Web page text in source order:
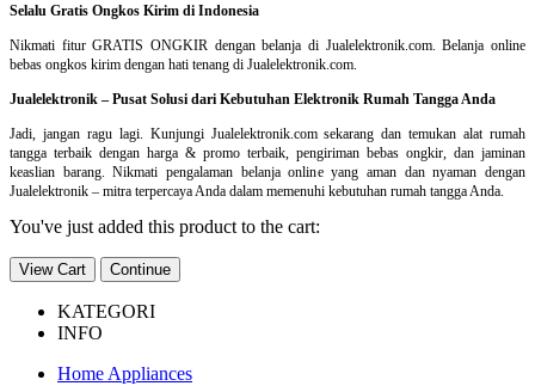
Selalu Gratis Ongkos Kirim di Indonesia
Nikmati fitur GRATIS ONGKIR dengan belanja di Jualelektronik.com. Belanja online
bebas ongkos kirim dengan hati tenang di Jualelektronik.com.
Jualelektronik – Pusat Solusi dari Kebutuhan Elektronik Rumah Tangga Anda
Jadi, jangan ragu lagi. Kunjungi Jualelektronik.com sekarang dan temukan alat rumah
tangga terbaik dengan harga & promo terbaik, pengiriman bebas ongkir, dan jaminan
keaslian barang. Nikmati pengalaman belanja online yang aman dan nyaman dengan
Jualelektronik – mitra terpercaya Anda dalam memenuhi kebutuhan rumah tangga Anda.
You've just added this product to the cart:
View Cart Continue
KATEGORI
INFO
Home Appliances